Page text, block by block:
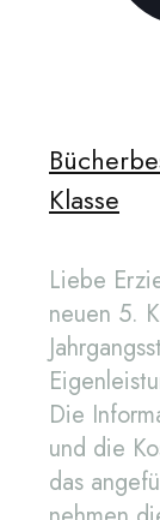
Klasse
Liebe
neuen 5.
Die
und die
das